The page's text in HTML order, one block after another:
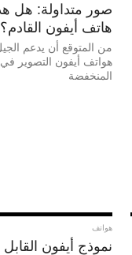
صور متداولة: هل
هاتف أيفون القادم؟
من المتوقع أن يدعم
هواتف أيفون التصوير
المنخفضة
هواتف
نموذج أيفون